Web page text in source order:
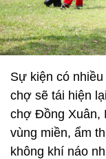
Sự kiện có
chợ sẽ tái hiện
chợ Đồng Xuân,
vùng miền, ẩm
không khí náo